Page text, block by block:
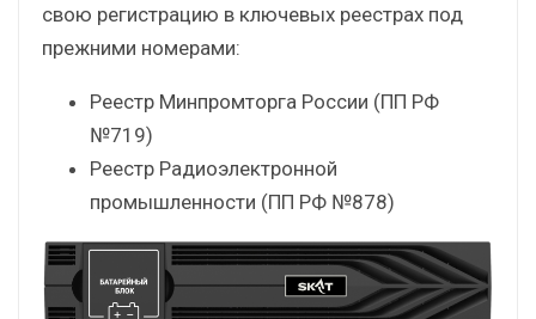
свою регистрацию в ключевых реестрах под
прежними номерами:
Реестр Минпромторга России (ПП РФ
№719)
Реестр Радиоэлектронной
промышленности (ПП РФ №878)